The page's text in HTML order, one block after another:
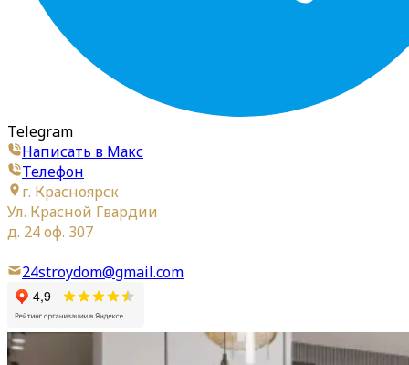
Telegram
Написать в Макс
Телефон
г. Красноярск
Ул. Красной Гвардии
д. 24 оф. 307
24stroydom@gmail.com